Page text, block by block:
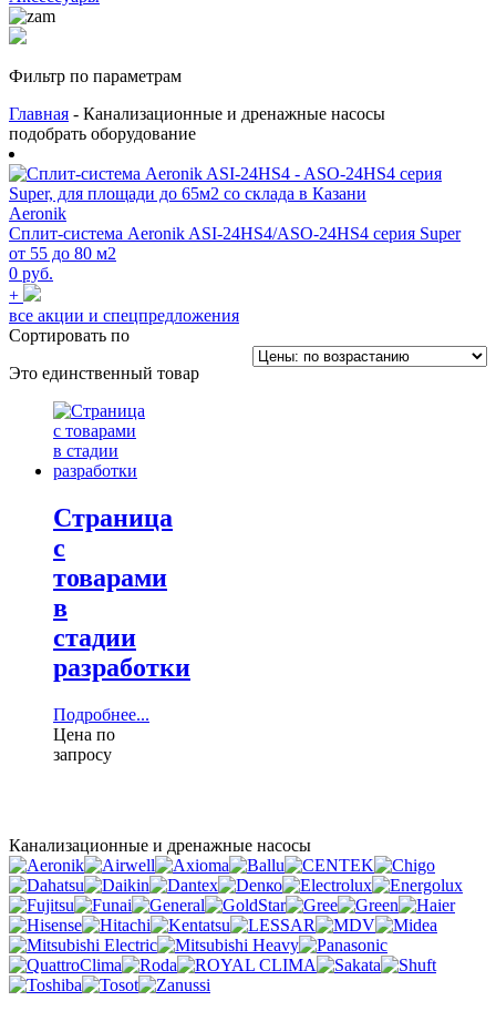
Фильтр по параметрам
Главная - Канализационные и дренажные насосы
подобрать оборудование
Aeronik
Сплит-система Aeronik ASI-24HS4/ASO-24HS4 серия Super
от 55 до 80 м2
0 руб.
+
все акции и спецпредложения
Сортировать по
Это единственный товар
Страница
с
товарами
в
стадии
разработки
Подробнее...
Цена по
запросу
Канализационные и дренажные насосы